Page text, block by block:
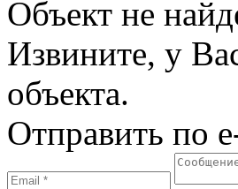
Объект не
Извините, у
объекта.
Отправить по